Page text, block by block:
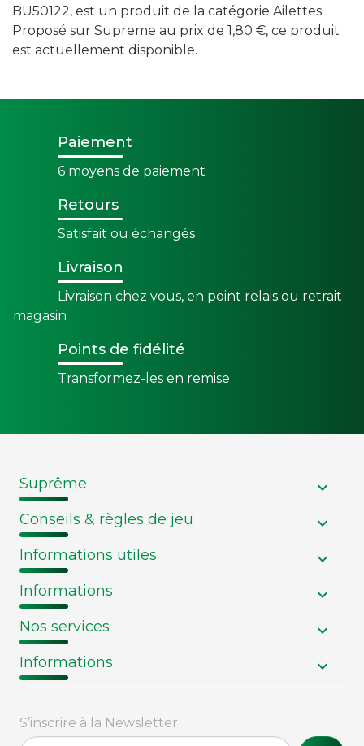
BU50122, est un produit de la catégorie Ailettes.
Proposé sur Supreme au prix de 1,80 €, ce produit
est actuellement disponible.
Paiement
6 moyens de paiement
Retours
Satisfait ou échangés
Livraison
Livraison chez vous, en point relais ou retrait
magasin
Points de fidélité
Transformez-les en remise
Suprême
Conseils & règles de jeu
Informations utiles
Informations
Nos services
Informations
S’inscrire à la Newsletter